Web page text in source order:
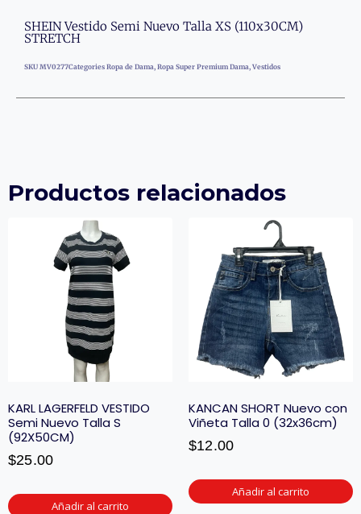
SHEIN Vestido Semi Nuevo Talla XS (110x30CM)
STRETCH
SKU MV0277Categories Ropa de Dama, Ropa Super Premium Dama, Vestidos
Productos relacionados
KARL LAGERFELD VESTIDO
Semi Nuevo Talla S
(92X50CM)
$25.00
Añadir al carrito
KANCAN SHORT Nuevo con
Viñeta Talla 0 (32x36cm)
$12.00
Añadir al carrito